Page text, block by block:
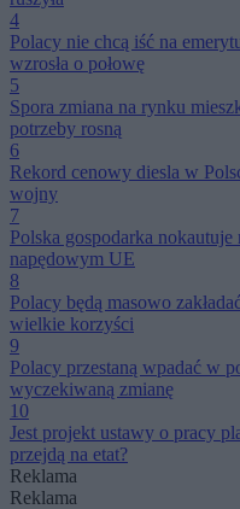
4
Polacy nie chcą iść na
wzrosła o połowę
5
Spora zmiana na rynku
potrzeby rosną
6
Rekord cenowy diesla w
wojny
7
Polska gospodarka nokautuje
napędowym UE
8
Polacy będą masowo
wielkie korzyści
9
Polacy przestaną wpadać w
wyczekiwaną zmianę
10
Jest projekt ustawy o pracy
przejdą na etat?
Reklama
Reklama